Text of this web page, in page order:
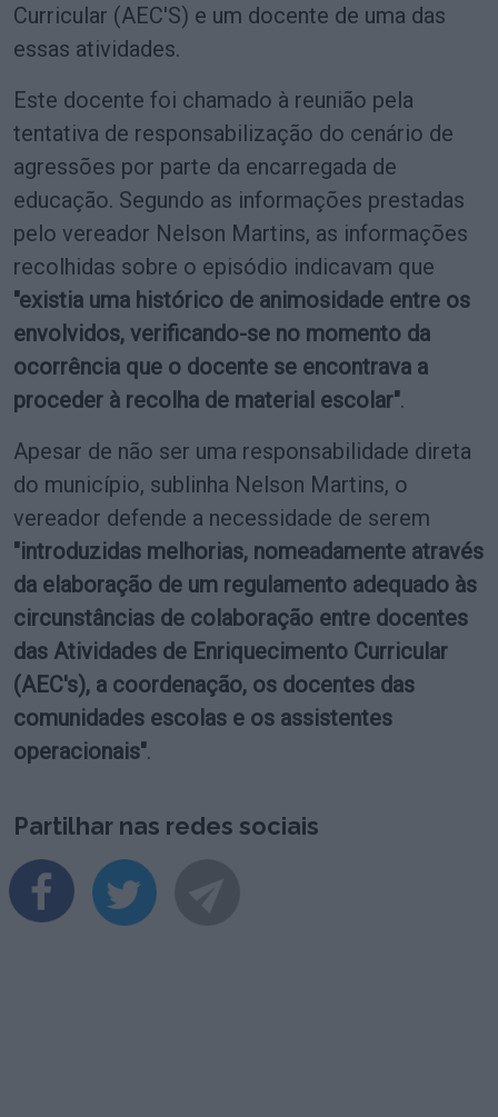
Curricular (AEC'S) e um docente de uma das
essas atividades.
Este docente foi chamado à reunião pela
tentativa de responsabilização do cenário de
agressões por parte da encarregada de
educação. Segundo as informações prestadas
pelo vereador Nelson Martins, as informações
recolhidas sobre o episódio indicavam que
"existia uma histórico de animosidade entre os
envolvidos, verificando-se no momento da
ocorrência que o docente se encontrava a
proceder à recolha de material escolar".
Apesar de não ser uma responsabilidade direta
do município, sublinha Nelson Martins, o
vereador defende a necessidade de serem
"introduzidas melhorias, nomeadamente através
da elaboração de um regulamento adequado às
circunstâncias de colaboração entre docentes
das Atividades de Enriquecimento Curricular
(AEC's), a coordenação, os docentes das
comunidades escolas e os assistentes
operacionais".
Partilhar nas redes sociais